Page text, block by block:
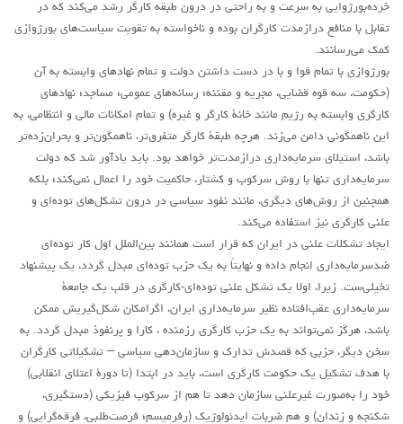
خرده‌بورژوايی به سرعت و به راحتی در درون طبقه کارگر رشد می‌کند که در
تقابل با منافع درازمدت کارگران بوده و ناخواسته به تقويت سياست‌های بورژوازی
کمک می‌رسانند.
بورژوازی با تمام قوا و با در دست داشتن دولت و تمام نهادهای وابسته به آن
(حکومت، سه قوه قضايی، مجريه و مقننه؛ رسانه‌های عمومی؛ مساجد؛ نهادهای
کارگری وابسته به رژيم مانند خانۀ کارگر و غيره) و تمام امکانات مالی و انتظامی، به
اين ناهمگونی دامن می‌زند. هرچه طبقۀ کارگر متفرق‌تر، ناهمگون‌تر و بحران‌زده‌تر
باشد، استيلای سرمايه‌داری درازمدت‌تر خواهد بود. بايد يادآور شد که دولت
سرمايه‌داری تنها با روش سرکوب و کشتار، حاکميت خود را اعمال نمی‌کند؛ بلکه
همچنين از روش‌های ديگری، مانند نفود سياسی در درون تشکل‌های توده‌ای و
علنی کارگری نيز استفاده می‌کند.
ایجاد تشکلات علنی در ایران که قرار است همانند بین‌الملل اول کار توده‌ای
ضدسرمایه‌داری انجام داده و نهایتاً به یک حزب توده‌ای مبدل گردد، یک پیشنهاد
تخیلی‌ست. زيرا، اولا يک تشکل علنی توده‌ای-‌کارگری در قلب يک جامعۀ
سرمايه‌داری عقب‌افتاده نظير سرمايه‌داری ايران، اگرامکان شکل‌گیریش ممکن
باشد، هرگز نمی‌تواند به يک حزب کارگری رزمنده ، کارا و پرنفوذ مبدل گردد. به
سخن ديگر، حزبی که قصدش تدارک و سازمان‌دهی سياسی – تشکيلاتی کارگران
با هدف تشکيل يک حکومت کارگری است، بايد در ابتدا (تا دورۀ اعتلای انقلابی)
خود را به‌صورت غيرعلنی سازمان دهد تا هم از سرکوب فیزیکی (دستگیری،
شکنجه و زندان) و هم ضربات ايدئولوژيک (رفرميسم؛ فرصت‌طلبی، فرقه‌گرايی) و